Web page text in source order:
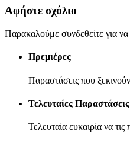
Αφήστε σχόλιο
Παρακαλούμε συνδεθείτε για
Πρεμιέρες
Παραστάσεις που
Τελευταίες Παραστάσεις
Τελευταία ευκαιρία να